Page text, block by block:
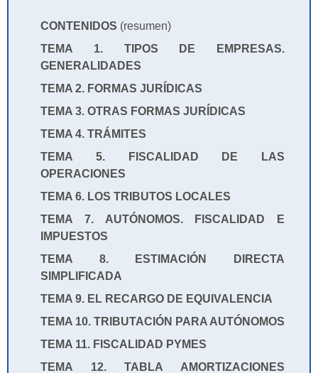
CONTENIDOS (resumen)
TEMA 1. TIPOS DE EMPRESAS.
GENERALIDADES
TEMA 2. FORMAS JURÍDICAS
TEMA 3. OTRAS FORMAS JURÍDICAS
TEMA 4. TRÁMITES
TEMA 5. FISCALIDAD DE LAS
OPERACIONES
TEMA 6. LOS TRIBUTOS LOCALES
TEMA 7. AUTÓNOMOS. FISCALIDAD E
IMPUESTOS
TEMA 8. ESTIMACIÓN DIRECTA
SIMPLIFICADA
TEMA 9. EL RECARGO DE EQUIVALENCIA
TEMA 10. TRIBUTACIÓN PARA AUTÓNOMOS
TEMA 11. FISCALIDAD PYMES
TEMA 12. TABLA AMORTIZACIONES